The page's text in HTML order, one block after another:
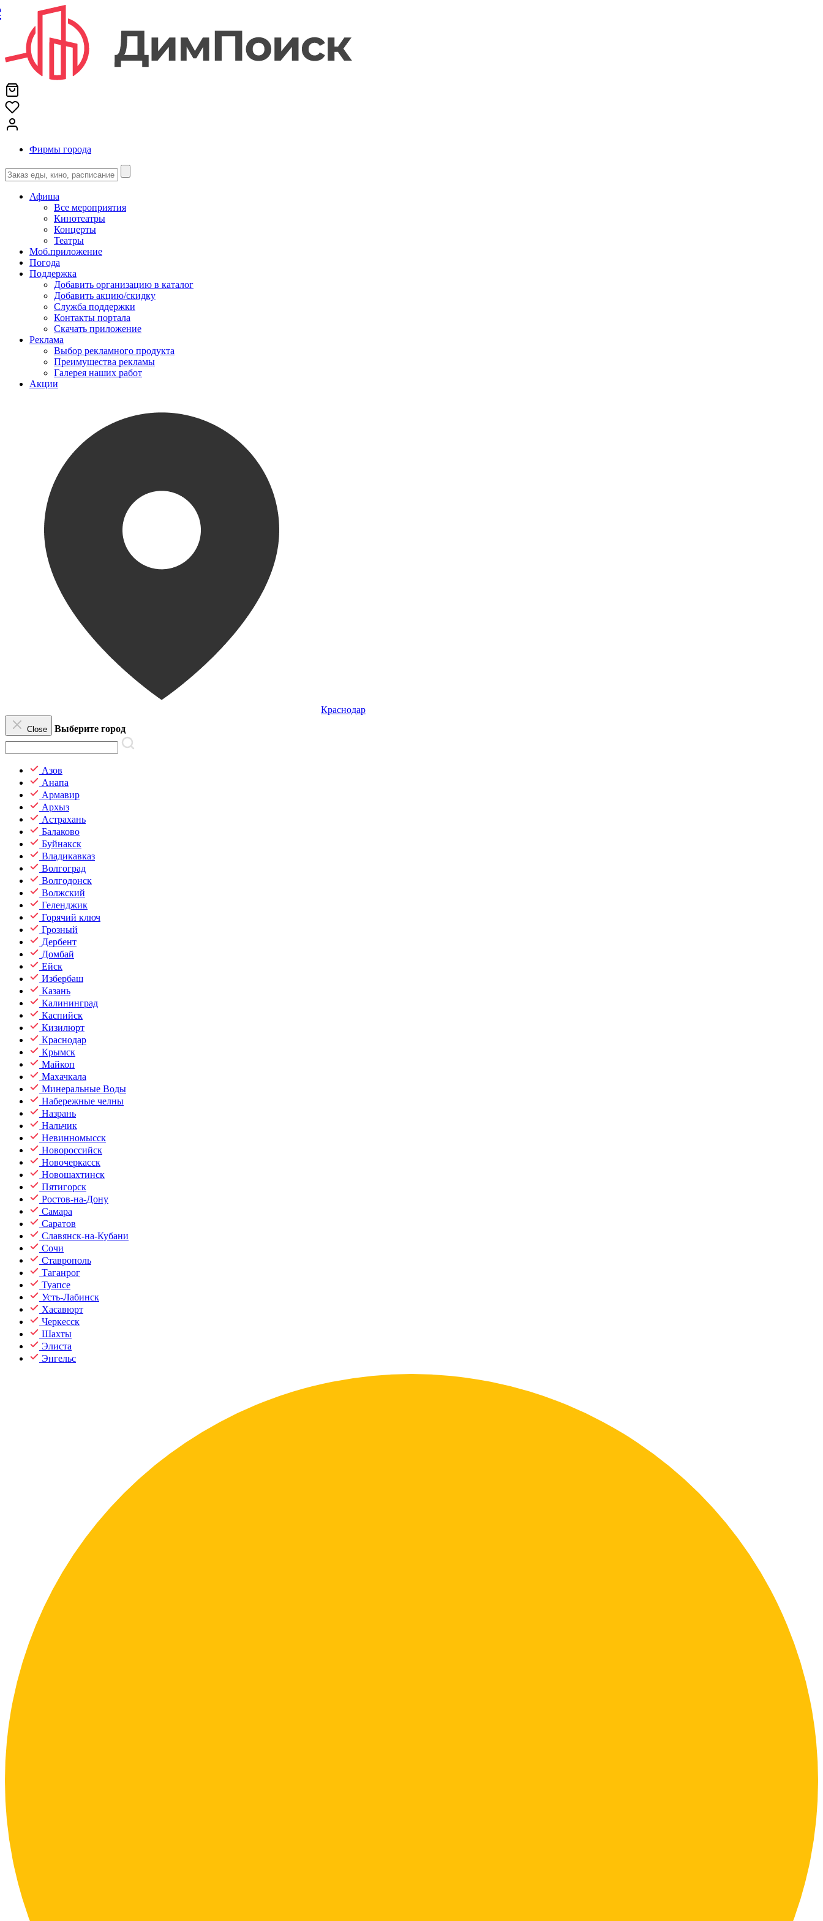
Фирмы города
Афиша
Все мероприятия
Кинотеатры
Концерты
Театры
Моб.приложение
Погода
Поддержка
Добавить организацию в каталог
Добавить акцию/скидку
Служба поддержки
Контакты портала
Скачать приложение
Реклама
Выбор рекламного продукта
Преимущества рекламы
Галерея наших работ
Акции
Краснодар
Close Выберите город
Азов
Анапа
Армавир
Архыз
Астрахань
Балаково
Буйнакск
Владикавказ
Волгоград
Волгодонск
Волжский
Геленджик
Горячий ключ
Грозный
Дербент
Домбай
Ейск
Избербаш
Казань
Калининград
Каспийск
Кизилюрт
Краснодар
Крымск
Майкоп
Махачкала
Минеральные Воды
Набережные челны
Назрань
Нальчик
Невинномысск
Новороссийск
Новочеркасск
Новошахтинск
Пятигорск
Ростов-на-Дону
Самара
Саратов
Славянск-на-Кубани
Сочи
Ставрополь
Таганрог
Туапсе
Усть-Лабинск
Хасавюрт
Черкесск
Шахты
Элиста
Энгельс